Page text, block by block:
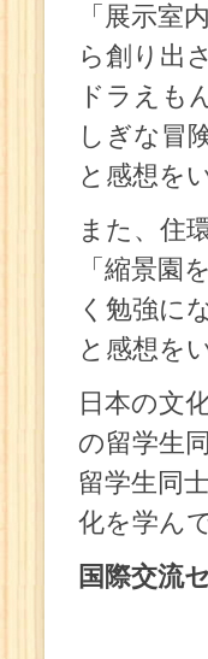
「展示室
ら創り出
ドラえも
しぎな冒
と感想を
また、住
「縮景園
く勉強に
と感想を
日本の文
の留学生
留学生同
化を学ん
国際交流